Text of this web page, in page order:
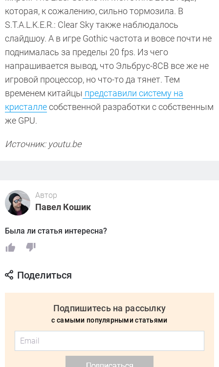
которая, к сожалению, сильно тормозила. В
S.T.A.L.K.E.R.: Clear Sky также наблюдалось
слайдшоу. А в игре Gothic частота и вовсе почти не
поднималась за пределы 20 fps. Из чего
напрашивается вывод, что Эльбрус-8СВ все же не
игровой процессор, но что-то да тянет. Тем
временем китайцы представили систему на
кристаллесобственной разработки с собственным
же GPU.
Источник: youtu.be
Автор
Павел Кошик
Была ли статья интересна?
Поделиться
Подпишитесь на рассылку
с самыми популярными статьями